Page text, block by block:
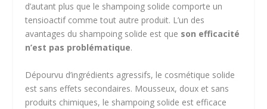
d’autant plus que le shampoing solide comporte un
tensioactif comme tout autre produit. L’un des
avantages du shampoing solide est que son efficacité
n’est pas problématique.
Dépourvu d’ingrédients agressifs, le cosmétique solide
est sans effets secondaires. Mousseux, doux et sans
produits chimiques, le shampoing solide est efficace